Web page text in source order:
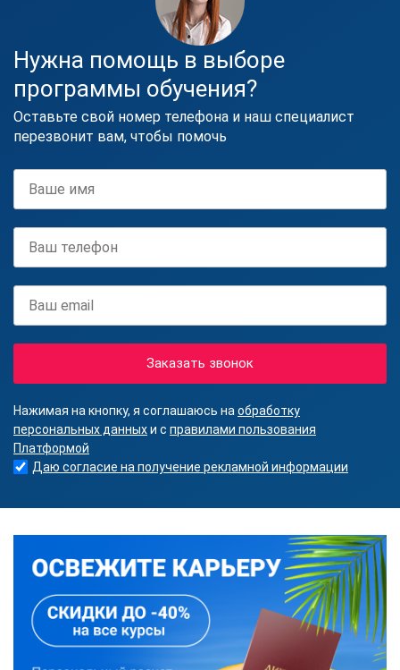
Нужна помощь в выборе
программы обучения?
Оставьте свой номер телефона и наш специалист
перезвонит вам, чтобы помочь
Заказать звонок
Нажимая на кнопку, я соглашаюсь на обработку
персональных данныхи с правилами пользования
Платформой
Даю согласие на получение рекламной информации